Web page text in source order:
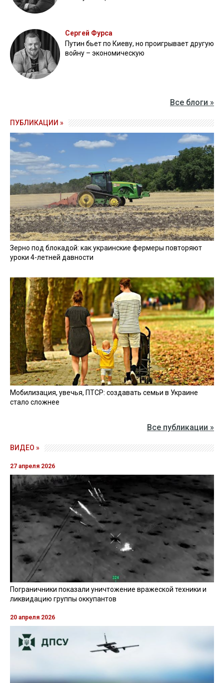
Сергей Фурса
Путин бьет по Киеву, но проигрывает другую
войну – экономическую
Все блоги »
ПУБЛИКАЦИИ »
Зерно под блокадой: как украинские фермеры повторяют
уроки 4-летней давности
Мобилизация, увечья, ПТСР: создавать семьи в Украине
стало сложнее
Все публикации »
ВИДЕО »
27 апреля 2026
Пограничники показали уничтожение вражеской техники и
ликвидацию группы оккупантов
20 апреля 2026